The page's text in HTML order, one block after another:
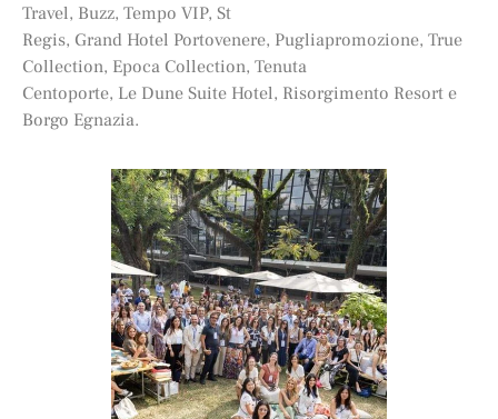
Travel, Buzz, Tempo VIP, St
Regis, Grand Hotel Portovenere, Pugliapromozione, True
Collection, Epoca Collection, Tenuta
Centoporte, Le Dune Suite Hotel, Risorgimento Resort e
Borgo Egnazia.